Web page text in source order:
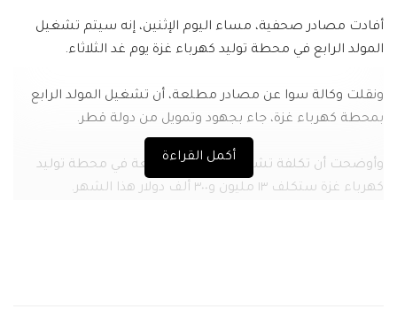
أفادت مصادر صحفية، مساء اليوم الإثنين، إنه سيتم تشغيل
المولد الرابع في محطة توليد كهرباء غزة يوم غد الثلاثاء.
ونقلت وكالة سوا عن مصادر مطلعة، أن تشغيل المولد الرابع
بمحطة كهرباء غزة، جاء بجهود وتمويل من دولة قطر.
وأوضحت أن تكلفة تشغيل المولدات الأربعة في محطة توليد
كهرباء غزة ستكلف ١٣ مليون و٣٠٠ ألف دولار هذا الشهر.
أكمل القراءة